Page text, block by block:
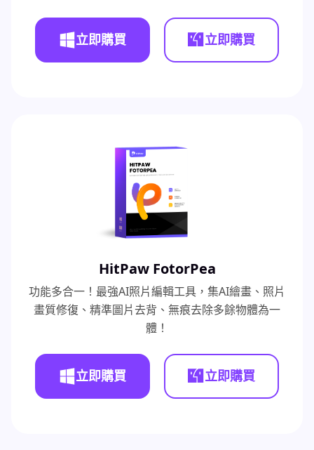
立即購買 立即購買
HitPaw FotorPea
功能多合一！最強AI照片編輯工具，集AI繪畫、照片
畫質修復、精準圖片去背、無痕去除多餘物體為一
體！
立即購買 立即購買